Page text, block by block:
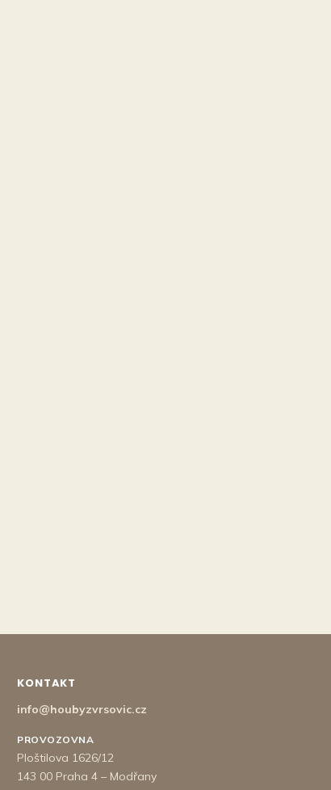
KONTAKT
info@houbyzvrsovic.cz
PROVOZOVNA
Ploštilova 1626/12
143 00 Praha 4 – Modřany